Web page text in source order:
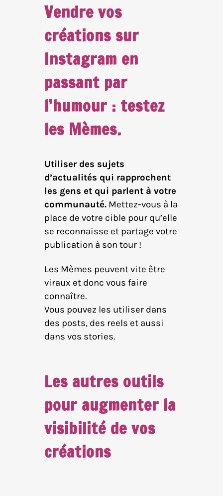
Vendre vos
créations sur
Instagram en
passant par
l’humour : testez
les Mèmes.
Utiliser des sujets
d’actualités qui rapprochent
les gens et qui parlent à votre
communauté. Mettez-vous à la
place de votre cible pour qu’elle
se reconnaisse et partage votre
publication à son tour !
Les Mèmes peuvent vite être
viraux et donc vous faire
connaître.
Vous pouvez les utiliser dans
des posts, des reels et aussi
dans vos stories.
Les autres outils
pour augmenter la
visibilité de vos
créations